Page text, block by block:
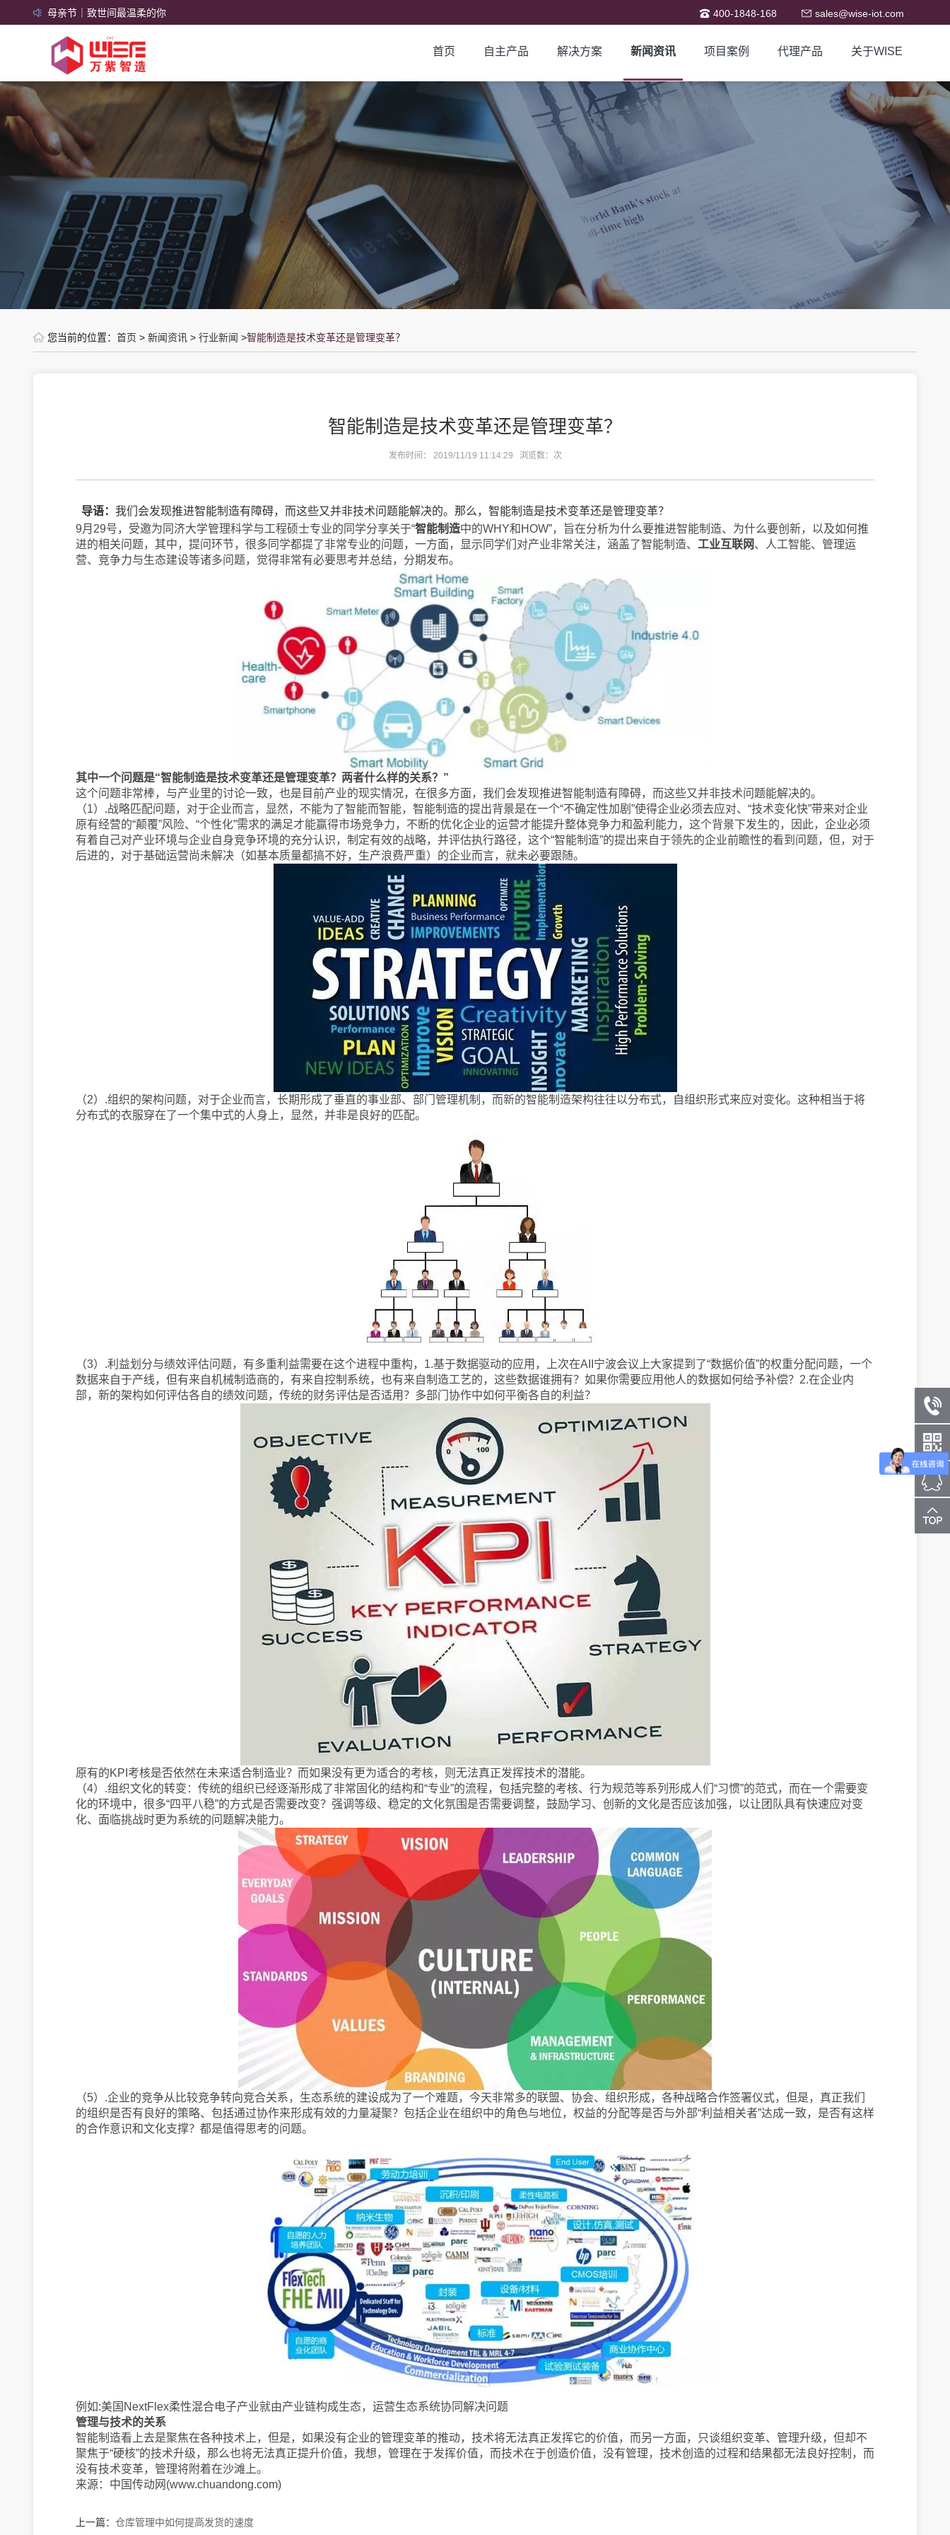
母亲节｜致世间最温柔的你 400-1848-168 sales@wise-iot.com
首页 自主产品 解决方案 新闻资讯 项目案例 代理产品 关于WISE
您当前的位置： 首页 > 新闻资讯 > 行业新闻 >智能制造是技术变革还是管理变革？
智能制造是技术变革还是管理变革？
发布时间： 2019/11/19 11:14:29 浏览数： 次
导语： 我们会发现推进智能制造有障碍，而这些又并非技术问题能解决的。那么，智能制造是技术变革还是管理变革？
9月29号，受邀为同济大学管理科学与工程硕士专业的同学分享关于“智能制造中的WHY和HOW”，旨在分析为什么要推进智能制造、为什么要创新，以及如何推
进的相关问题，其中，提问环节，很多同学都提了非常专业的问题，一方面，显示同学们对产业非常关注，涵盖了智能制造、 工业互联网、人工智能、管理运
营、竞争力与生态建设等诸多问题，觉得非常有必要思考并总结，分期发布。
其中一个问题是“智能制造是技术变革还是管理变革？两者什么样的关系？”
这个问题非常棒，与产业里的讨论一致，也是目前产业的现实情况，在很多方面，我们会发现推进智能制造有障碍，而这些又并非技术问题能解决的。
（1）.战略匹配问题，对于企业而言，显然，不能为了智能而智能，智能制造的提出背景是在一个“不确定性加剧”使得企业必须去应对、“技术变化快”带来对企业
原有经营的“颠覆”风险、“个性化”需求的满足才能赢得市场竞争力，不断的优化企业的运营才能提升整体竞争力和盈利能力，这个背景下发生的，因此，企业必须
有着自己对产业环境与企业自身竞争环境的充分认识，制定有效的战略，并评估执行路径，这个“智能制造”的提出来自于领先的企业前瞻性的看到问题，但，对于
后进的，对于基础运营尚未解决（如基本质量都搞不好，生产浪费严重）的企业而言，就未必要跟随。
（2）.组织的架构问题，对于企业而言，长期形成了垂直的事业部、部门管理机制，而新的智能制造架构往往以分布式，自组织形式来应对变化。这种相当于将
分布式的衣服穿在了一个集中式的人身上，显然，并非是良好的匹配。
（3）.利益划分与绩效评估问题，有多重利益需要在这个进程中重构，1.基于数据驱动的应用，上次在AII宁波会议上大家提到了“数据价值”的权重分配问题，一个
数据来自于产线，但有来自机械制造商的，有来自控制系统，也有来自制造工艺的，这些数据谁拥有？如果你需要应用他人的数据如何给予补偿？2.在企业内
部，新的架构如何评估各自的绩效问题，传统的财务评估是否适用？多部门协作中如何平衡各自的利益？
原有的KPI考核是否依然在未来适合制造业？而如果没有更为适合的考核，则无法真正发挥技术的潜能。
（4）.组织文化的转变：传统的组织已经逐渐形成了非常固化的结构和“专业”的流程，包括完整的考核、行为规范等系列形成人们“习惯”的范式，而在一个需要变
化的环境中，很多“四平八稳”的方式是否需要改变？强调等级、稳定的文化氛围是否需要调整，鼓励学习、创新的文化是否应该加强，以让团队具有快速应对变
化、面临挑战时更为系统的问题解决能力。
（5）.企业的竞争从比较竞争转向竞合关系，生态系统的建设成为了一个难题，今天非常多的联盟、协会、组织形成，各种战略合作签署仪式，但是，真正我们
的组织是否有良好的策略、包括通过协作来形成有效的力量凝聚？包括企业在组织中的角色与地位，权益的分配等是否与外部“利益相关者”达成一致，是否有这样
的合作意识和文化支撑？都是值得思考的问题。
例如:美国NextFlex柔性混合电子产业就由产业链构成生态，运营生态系统协同解决问题
管理与技术的关系
智能制造看上去是聚焦在各种技术上，但是，如果没有企业的管理变革的推动，技术将无法真正发挥它的价值，而另一方面，只谈组织变革、管理升级，但却不
聚焦于“硬核”的技术升级，那么也将无法真正提升价值，我想，管理在于发挥价值，而技术在于创造价值，没有管理，技术创造的过程和结果都无法良好控制，而
没有技术变革，管理将附着在沙滩上。
来源：中国传动网(www.chuandong.com)
上一篇： 仓库管理中如何提高发货的速度